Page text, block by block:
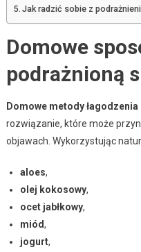
Jak radzić sobie z
Domowe
podrażnioną
Domowe metody
rozwiązanie, które może
objawach. Wykorzystując
aloes,
olej kokosowy,
ocet jabłkowy,
miód,
jogurt,